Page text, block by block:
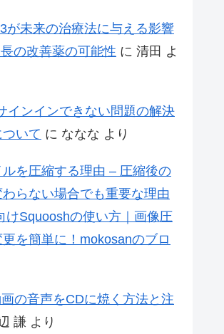
が未来の治療法に与える影響
の改善薬の可能性 に 清田 よ
インインできない問題の解決
いて に ななな より
を圧縮する理由 – 圧縮後の
らない場合でも重要な理由
けSquooshの使い方｜画像圧
を簡単に！mokosanのブロ
の音声をCDに焼く方法と注
謙 より